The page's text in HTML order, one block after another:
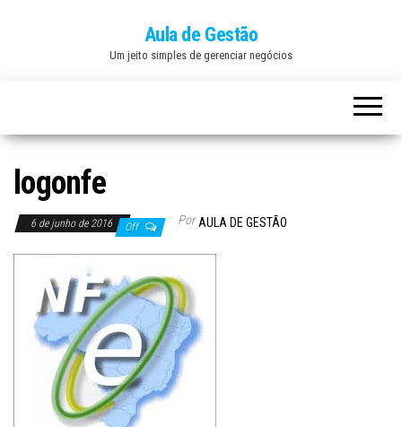
Aula de Gestão
Um jeito simples de gerenciar negócios
logonfe
6 de junho de 2016 Off Por AULA DE GESTÃO